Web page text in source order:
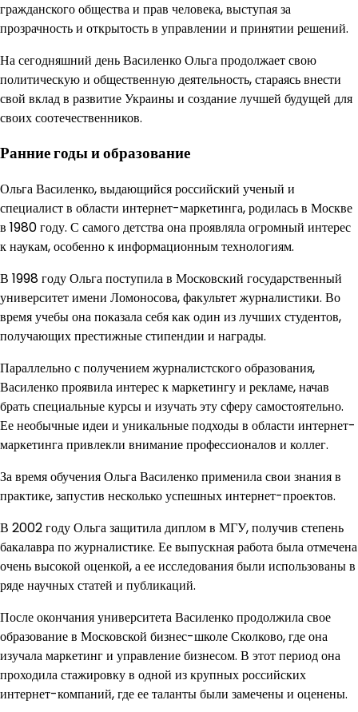
гражданского общества и прав человека, выступая за
прозрачность и открытость в управлении и принятии решений.
На сегодняшний день Василенко Ольга продолжает свою
политическую и общественную деятельность, стараясь внести
свой вклад в развитие Украины и создание лучшей будущей для
своих соотечественников.
Ранние годы и образование
Ольга Василенко, выдающийся российский ученый и
специалист в области интернет-маркетинга, родилась в Москве
в 1980 году. С самого детства она проявляла огромный интерес
к наукам, особенно к информационным технологиям.
В 1998 году Ольга поступила в Московский государственный
университет имени Ломоносова, факультет журналистики. Во
время учебы она показала себя как один из лучших студентов,
получающих престижные стипендии и награды.
Параллельно с получением журналистского образования,
Василенко проявила интерес к маркетингу и рекламе, начав
брать специальные курсы и изучать эту сферу самостоятельно.
Ее необычные идеи и уникальные подходы в области интернет-
маркетинга привлекли внимание профессионалов и коллег.
За время обучения Ольга Василенко применила свои знания в
практике, запустив несколько успешных интернет-проектов.
В 2002 году Ольга защитила диплом в МГУ, получив степень
бакалавра по журналистике. Ее выпускная работа была отмечена
очень высокой оценкой, а ее исследования были использованы в
ряде научных статей и публикаций.
После окончания университета Василенко продолжила свое
образование в Московской бизнес-школе Сколково, где она
изучала маркетинг и управление бизнесом. В этот период она
проходила стажировку в одной из крупных российских
интернет-компаний, где ее таланты были замечены и оценены.